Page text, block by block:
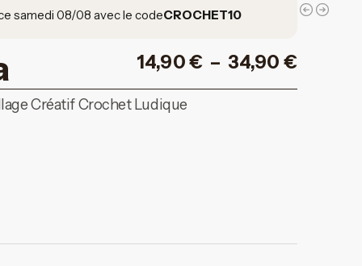
samedi 08/08 avec le codeCROCHET10
14,90€ – 34,90 €
Créatif Crochet Ludique